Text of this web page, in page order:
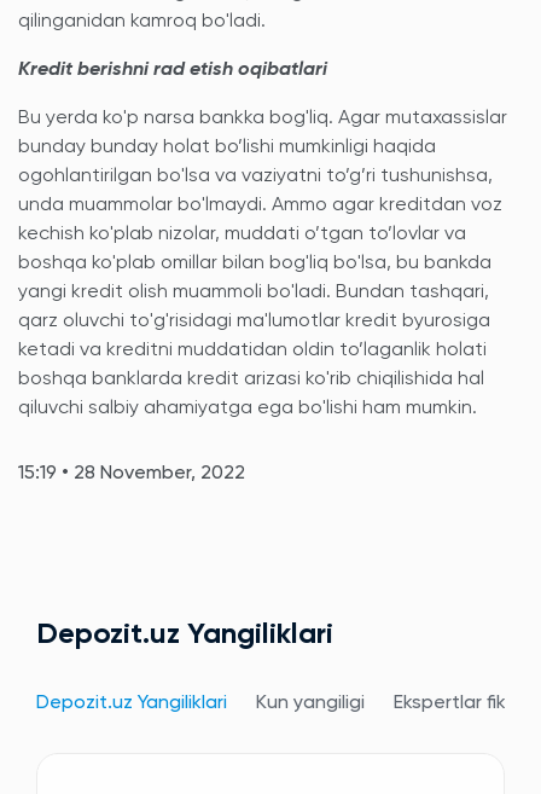
qilinganidan kamroq bo'ladi.
Kredit berishni rad etish oqibatlari
Bu yerda ko'p narsa bankka bog'liq. Agar mutaxassislar
bunday bunday holat bo’lishi mumkinligi haqida
ogohlantirilgan bo'lsa va vaziyatni to’g’ri tushunishsa,
unda muammolar bo'lmaydi. Ammo agar kreditdan voz
kechish ko'plab nizolar, muddati o’tgan to’lovlar va
boshqa ko'plab omillar bilan bog'liq bo'lsa, bu bankda
yangi kredit olish muammoli bo'ladi. Bundan tashqari,
qarz oluvchi to'g'risidagi ma'lumotlar kredit byurosiga
ketadi va kreditni muddatidan oldin to’laganlik holati
boshqa banklarda kredit arizasi ko'rib chiqilishida hal
qiluvchi salbiy ahamiyatga ega bo'lishi ham mumkin.
15:19 • 28 November, 2022
Depozit.uz Yangiliklari
Depozit.uz Yangiliklari Kun yangiligi Ekspertlar fikri